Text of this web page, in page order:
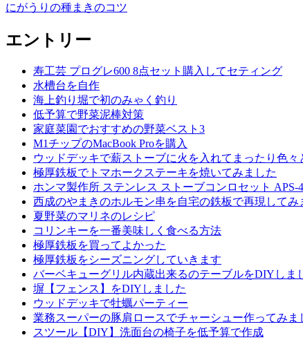
にがうりの種まきのコツ
エントリー
寿工芸 プログレ600 8点セット購入してセティング
水槽台を自作
海上釣り堀で初のみゃく釣り
低予算で野菜泥棒対策
家庭菜園でおすすめの野菜ベスト3
M1チップのMacBook Proを購入
ウッドデッキで薪ストーブに火を入れてまったり色々
極厚鉄板でトマホークステーキを焼いてみました
ホンマ製作所 ステンレス ストーブコンロセット APS-
西成のやまきのホルモン串を自宅の鉄板で再現してみ
夏野菜のマリネのレシピ
コリンキーを一番美味しく食べる方法
極厚鉄板を買ってよかった
極厚鉄板をシーズニングしていきます
バーベキューグリル内蔵出来るのテーブルをDIYしま
塀【フェンス】をDIYしました
ウッドデッキで牡蠣パーティー
業務スーパーの豚肩ロースでチャーシュー作ってみま
スツール【DIY】洗面台の椅子を低予算で作成